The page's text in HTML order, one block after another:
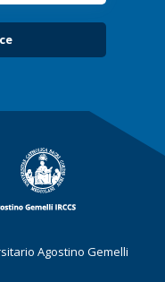
Agostino Gemelli